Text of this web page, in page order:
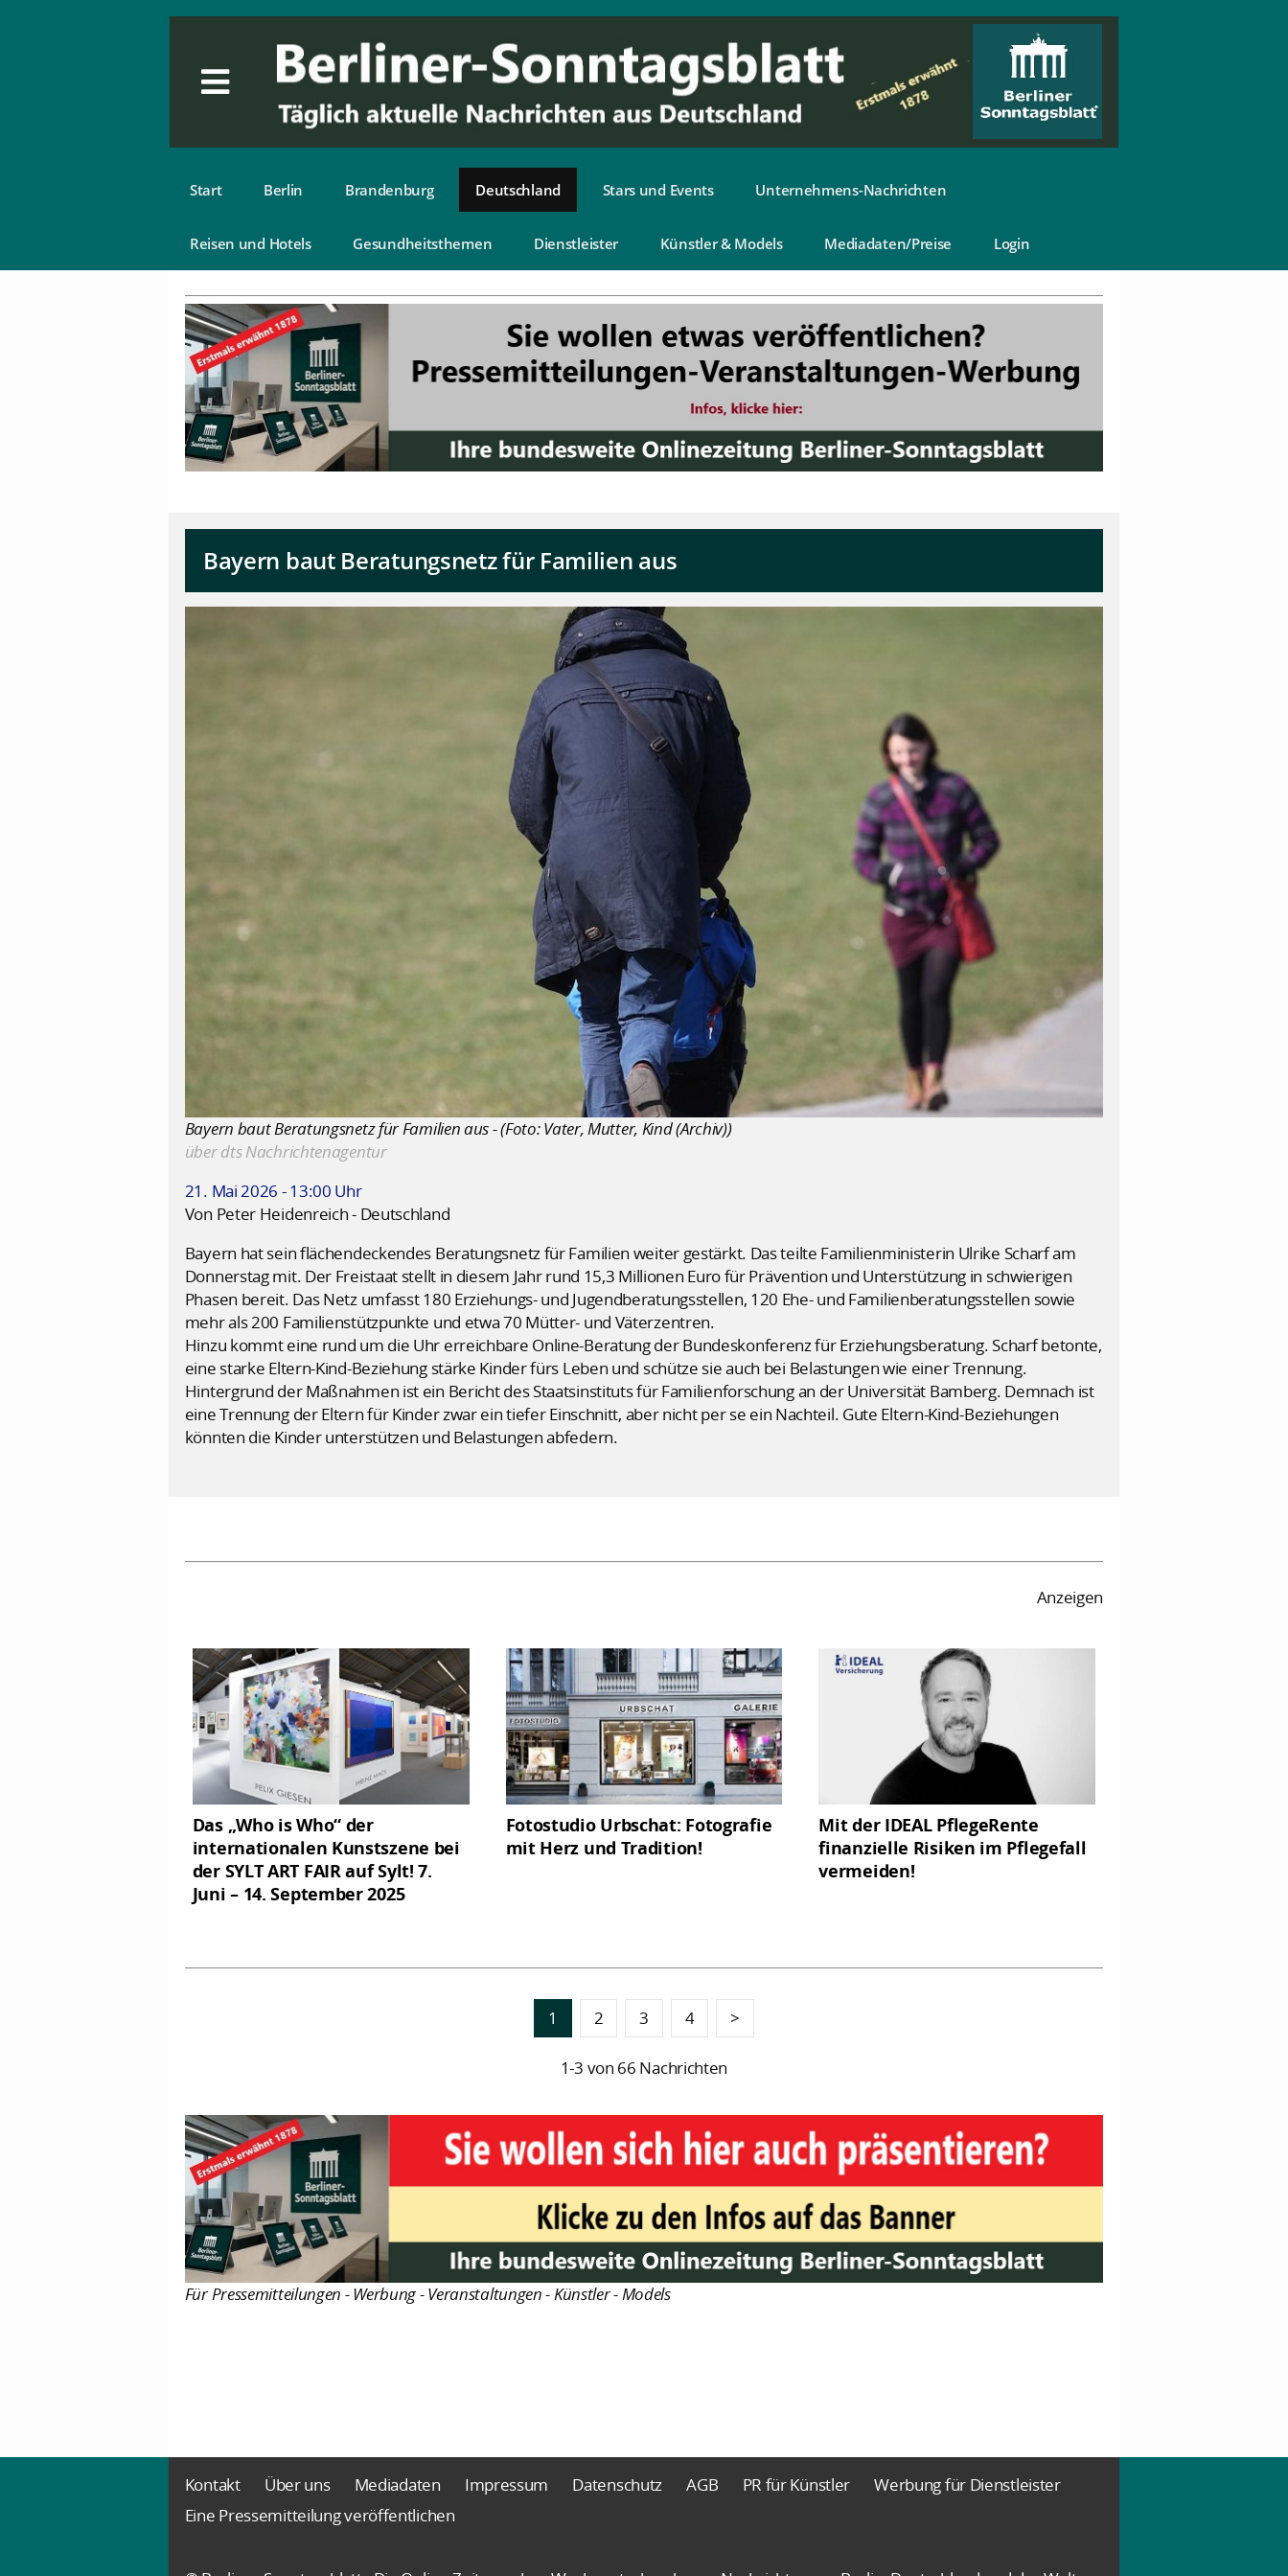
Start Berlin Brandenburg Deutschland Stars und Events Unternehmens-Nachrichten
Reisen und Hotels Gesundheitsthemen Dienstleister Künstler & Models Mediadaten/Preise Login
Bayern baut Beratungsnetz für Familien aus
Bayern baut Beratungsnetz für Familien aus - (Foto: Vater, Mutter, Kind (Archiv))
über dts Nachrichtenagentur
21. Mai 2026 - 13:00 Uhr
Von Peter Heidenreich - Deutschland
Bayern hat sein flächendeckendes Beratungsnetz für Familien weiter gestärkt. Das teilte Familienministerin Ulrike Scharf am
Donnerstag mit. Der Freistaat stellt in diesem Jahr rund 15,3 Millionen Euro für Prävention und Unterstützung in schwierigen
Phasen bereit. Das Netz umfasst 180 Erziehungs- und Jugendberatungsstellen, 120 Ehe- und Familienberatungsstellen sowie
mehr als 200 Familienstützpunkte und etwa 70 Mütter- und Väterzentren.
Hinzu kommt eine rund um die Uhr erreichbare Online-Beratung der Bundeskonferenz für Erziehungsberatung. Scharf betonte,
eine starke Eltern-Kind-Beziehung stärke Kinder fürs Leben und schütze sie auch bei Belastungen wie einer Trennung.
Hintergrund der Maßnahmen ist ein Bericht des Staatsinstituts für Familienforschung an der Universität Bamberg. Demnach ist
eine Trennung der Eltern für Kinder zwar ein tiefer Einschnitt, aber nicht per se ein Nachteil. Gute Eltern-Kind-Beziehungen
könnten die Kinder unterstützen und Belastungen abfedern.
Anzeigen
Das „Who is Who“ der
internationalen Kunstszene bei
der SYLT ART FAIR auf Sylt! 7.
Juni – 14. September 2025
Fotostudio Urbschat: Fotografie
mit Herz und Tradition!
Mit der IDEAL PflegeRente
finanzielle Risiken im Pflegefall
vermeiden!
1 2 3 4 >
1-3 von 66 Nachrichten
Für Pressemitteilungen - Werbung - Veranstaltungen - Künstler - Models
Kontakt Über uns Mediadaten Impressum Datenschutz AGB PR für Künstler
Werbung für Dienstleister
Eine Pressemitteilung veröffentlichen